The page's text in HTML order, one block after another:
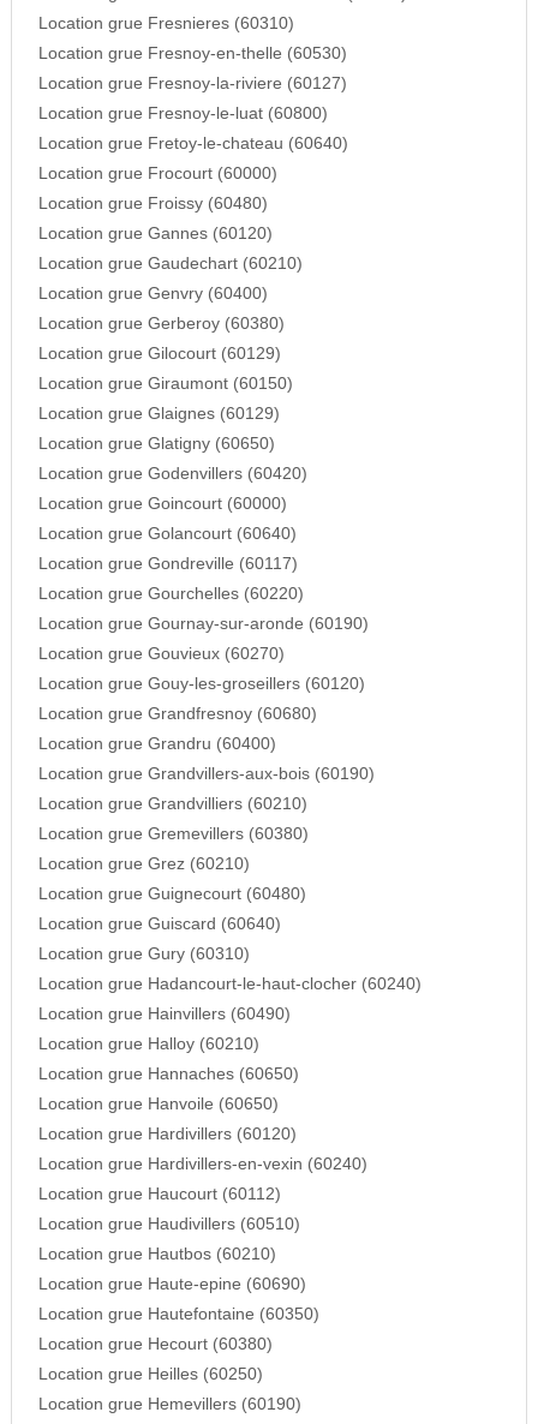
Location grue Fresnieres (60310)
Location grue Fresnoy-en-thelle (60530)
Location grue Fresnoy-la-riviere (60127)
Location grue Fresnoy-le-luat (60800)
Location grue Fretoy-le-chateau (60640)
Location grue Frocourt (60000)
Location grue Froissy (60480)
Location grue Gannes (60120)
Location grue Gaudechart (60210)
Location grue Genvry (60400)
Location grue Gerberoy (60380)
Location grue Gilocourt (60129)
Location grue Giraumont (60150)
Location grue Glaignes (60129)
Location grue Glatigny (60650)
Location grue Godenvillers (60420)
Location grue Goincourt (60000)
Location grue Golancourt (60640)
Location grue Gondreville (60117)
Location grue Gourchelles (60220)
Location grue Gournay-sur-aronde (60190)
Location grue Gouvieux (60270)
Location grue Gouy-les-groseillers (60120)
Location grue Grandfresnoy (60680)
Location grue Grandru (60400)
Location grue Grandvillers-aux-bois (60190)
Location grue Grandvilliers (60210)
Location grue Gremevillers (60380)
Location grue Grez (60210)
Location grue Guignecourt (60480)
Location grue Guiscard (60640)
Location grue Gury (60310)
Location grue Hadancourt-le-haut-clocher (60240)
Location grue Hainvillers (60490)
Location grue Halloy (60210)
Location grue Hannaches (60650)
Location grue Hanvoile (60650)
Location grue Hardivillers (60120)
Location grue Hardivillers-en-vexin (60240)
Location grue Haucourt (60112)
Location grue Haudivillers (60510)
Location grue Hautbos (60210)
Location grue Haute-epine (60690)
Location grue Hautefontaine (60350)
Location grue Hecourt (60380)
Location grue Heilles (60250)
Location grue Hemevillers (60190)